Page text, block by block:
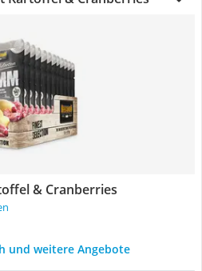
& Cranberries
und weitere Angebote